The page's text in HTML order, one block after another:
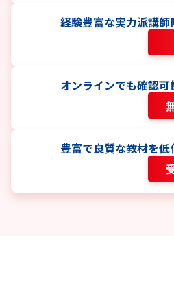
経験豊富な実力派講師
オンラインでも確認
豊富で良質な教材を